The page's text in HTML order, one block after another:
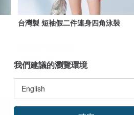
台灣製 短袖假二件連身四角泳裝
US$ 79.29
我們建議的瀏覽環境